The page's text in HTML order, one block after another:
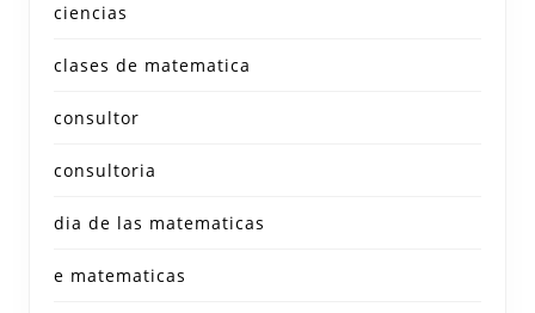
ciencias
clases de matematica
consultor
consultoria
dia de las matematicas
e matematicas